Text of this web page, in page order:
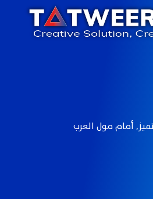
أمام مول العرب